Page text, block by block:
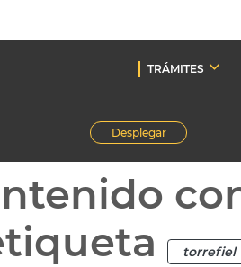
TRÁMITES
Desplegar
torrefiel